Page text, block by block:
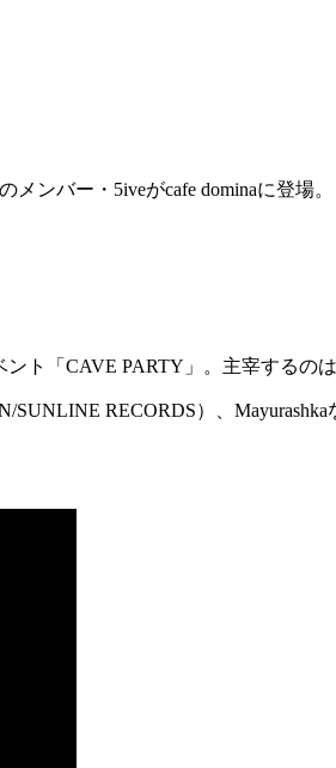
ンバー・5iveがcafe dominaに登場。
ト「CAVE PARTY」。主宰するの
SUNLINE RECORDS）、